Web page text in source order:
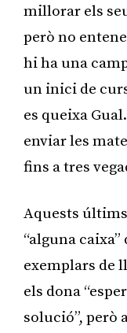
millorar els
però no
hi ha una
un inici de
es queixa
enviar les
fins a tres
Aquests
“alguna
exemplars de
els dona
solució”, però